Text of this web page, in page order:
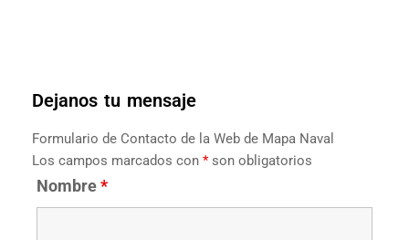
Dejanos tu mensaje
Formulario de Contacto de la Web de Mapa Naval
Los campos marcados con *son obligatorios
Nombre*